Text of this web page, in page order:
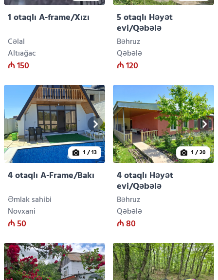
1 otaqlı A-frame/Xızı
Cəlal
Altıağac
₼ 150
5 otaqlı Həyət
evi/Qəbələ
Bəhruz
Qəbələ
₼ 120
1 / 13
4 otaqlı A-Frame/Bakı
Əmlak sahibi
Novxani
₼ 50
1 / 20
4 otaqlı Həyət
evi/Qəbələ
Bəhruz
Qəbələ
₼ 80